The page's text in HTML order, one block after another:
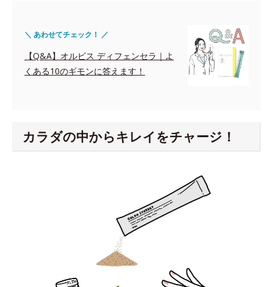
＼ あわせてチェック！ ／
【Q&A】オルビス ディフェンセラ｜よ
くある10のギモンに答えます！
カラダの中からキレイをチャージ！